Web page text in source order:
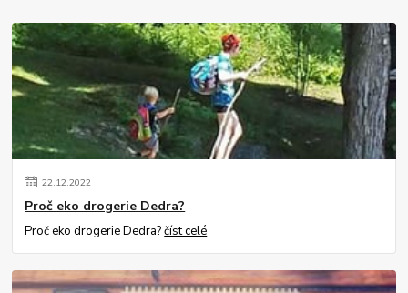
22.12.2022
Proč eko drogerie Dedra?
Proč eko drogerie Dedra?číst celé